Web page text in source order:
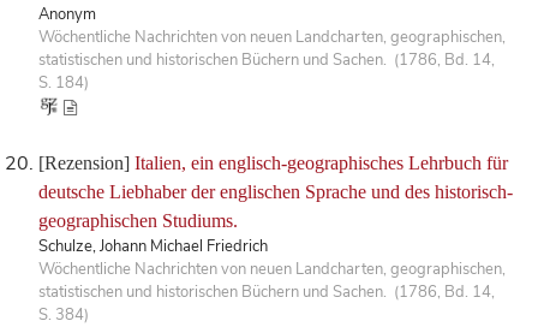
Anonym
Wöchentliche Nachrichten von neuen Landcharten, geographischen,
statistischen und historischen Büchern und Sachen. (1786, Bd. 14,
S. 184)
[Rezension] Italien, ein englisch-geographisches Lehrbuch für
deutsche Liebhaber der englischen Sprache und des historisch-
geographischen Studiums.
Schulze, Johann Michael Friedrich
Wöchentliche Nachrichten von neuen Landcharten, geographischen,
statistischen und historischen Büchern und Sachen. (1786, Bd. 14,
S. 384)